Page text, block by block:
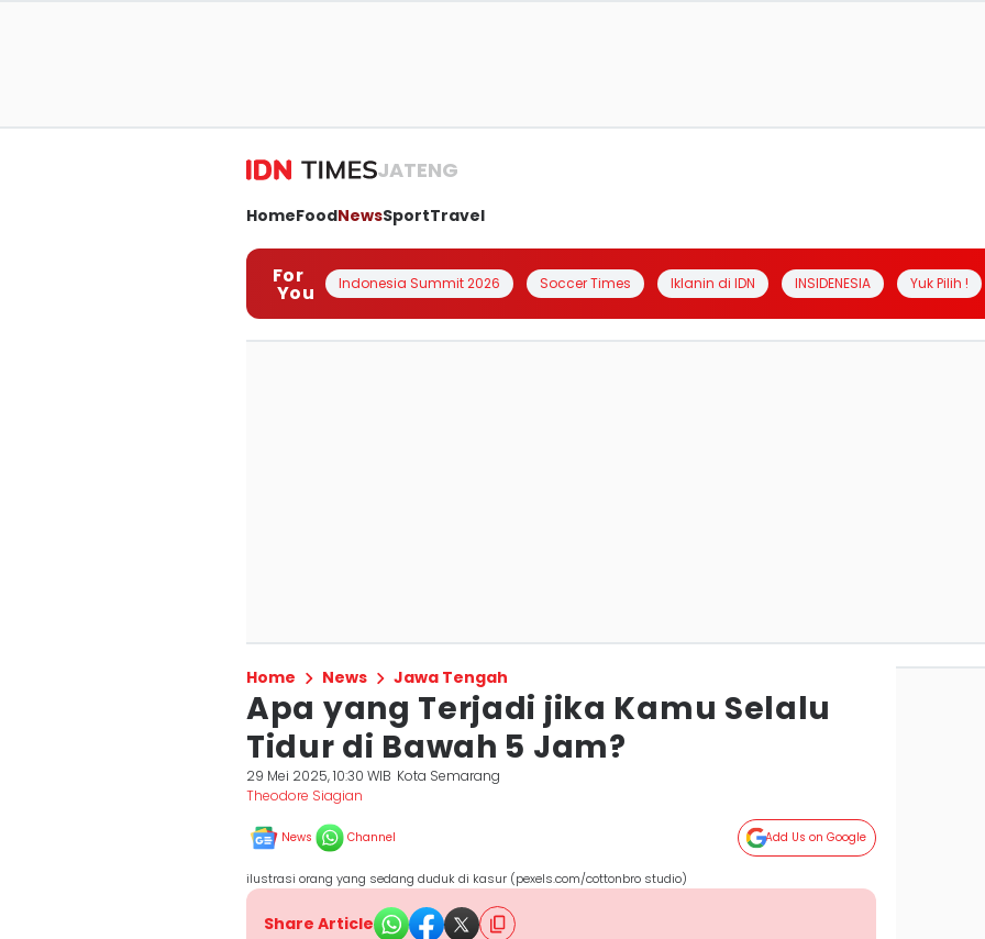
JATENG
HomeFoodNewsSportTravel
For
You Indonesia Summit 2026 Soccer Times Iklanin di IDN INSIDENESIA Yuk Pilih !
Home News Jawa Tengah
Apa yang Terjadi jika Kamu Selalu
Tidur di Bawah 5 Jam?
29 Mei 2025, 10:30 WIB Kota Semarang
Theodore Siagian
News Channel Add Us on Google
ilustrasi orang yang sedang duduk di kasur (pexels.com/cottonbro studio)
Share Article